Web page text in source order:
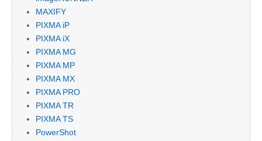
MAXIFY
PIXMA iP
PIXMA iX
PIXMA MG
PIXMA MP
PIXMA MX
PIXMA PRO
PIXMA TR
PIXMA TS
PowerShot